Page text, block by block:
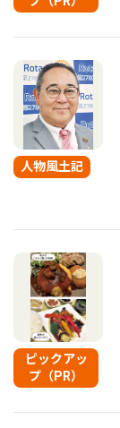
人物風土記
ピックアッ
プ（PR）